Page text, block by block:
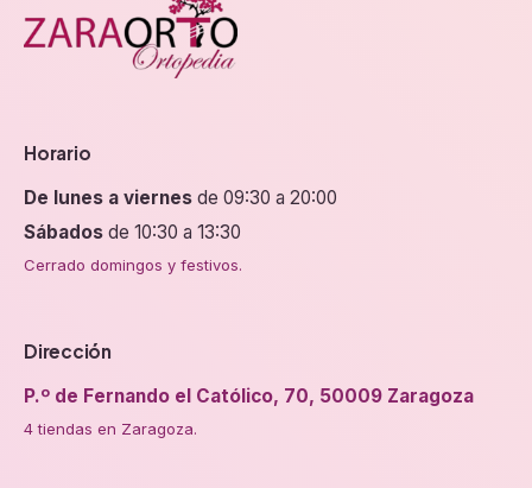
Horario
De lunes a viernes de 09:30 a 20:00
Sábados de 10:30 a 13:30
Cerrado domingos y festivos.
Dirección
P.º de Fernando el Católico, 70, 50009 Zaragoza
4 tiendas en Zaragoza.